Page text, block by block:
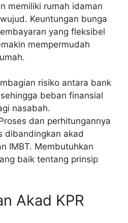
memiliki rumah idaman
Keuntungan bunga
yang fleksibel
mempermudah
risiko antara bank
beban finansial
nasabah.
dan perhitungannya
dibandingkan akad
IMBT. Membutuhkan
baik tentang prinsip
Akad KPR